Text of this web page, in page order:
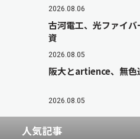
2026.08.06
古河電工、光ファイ
資
2026.08.05
阪大とartience、無色
2026.08.05
人気記事